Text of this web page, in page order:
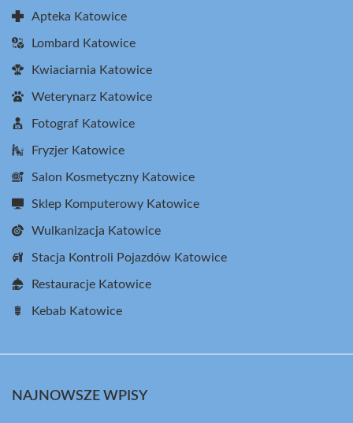
Apteka Katowice
Lombard Katowice
Kwiaciarnia Katowice
Weterynarz Katowice
Fotograf Katowice
Fryzjer Katowice
Salon Kosmetyczny Katowice
Sklep Komputerowy Katowice
Wulkanizacja Katowice
Stacja Kontroli Pojazdów Katowice
Restauracje Katowice
Kebab Katowice
NAJNOWSZE WPISY